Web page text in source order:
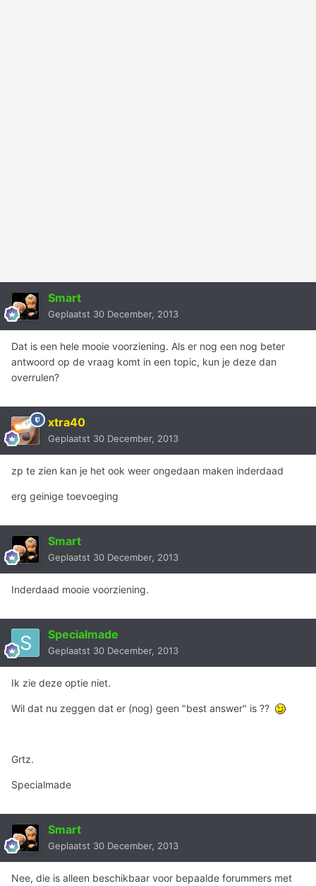
Smart
Geplaatst 30 December, 2013
Dat is een hele mooie voorziening. Als er nog een nog beter
antwoord op de vraag komt in een topic, kun je deze dan
overrulen?
xtra40
Geplaatst 30 December, 2013
zp te zien kan je het ook weer ongedaan maken inderdaad
erg geinige toevoeging
Smart
Geplaatst 30 December, 2013
Inderdaad mooie voorziening.
Specialmade
Geplaatst 30 December, 2013
Ik zie deze optie niet.
Wil dat nu zeggen dat er (nog) geen "best answer" is ??
Grtz.
Specialmade
Smart
Geplaatst 30 December, 2013
Nee, die is alleen beschikbaar voor bepaalde forummers met